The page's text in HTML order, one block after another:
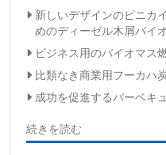
新しいデザインのピニカ
めのディーゼル木屑バイ
ビジネス用のバイオマス
比類なき商業用フーカハ
成功を促進するバーベキ
続きを読む